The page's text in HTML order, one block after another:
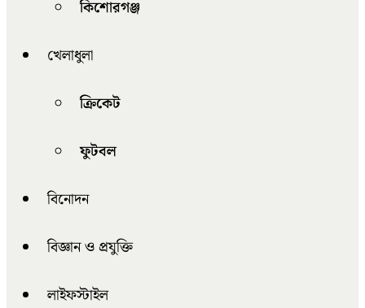
কিশোরগঞ্জ
খেলাধুলা
ক্রিকেট
ফুটবল
বিনোদন
বিজ্ঞান ও প্রযুক্তি
লাইফস্টাইল